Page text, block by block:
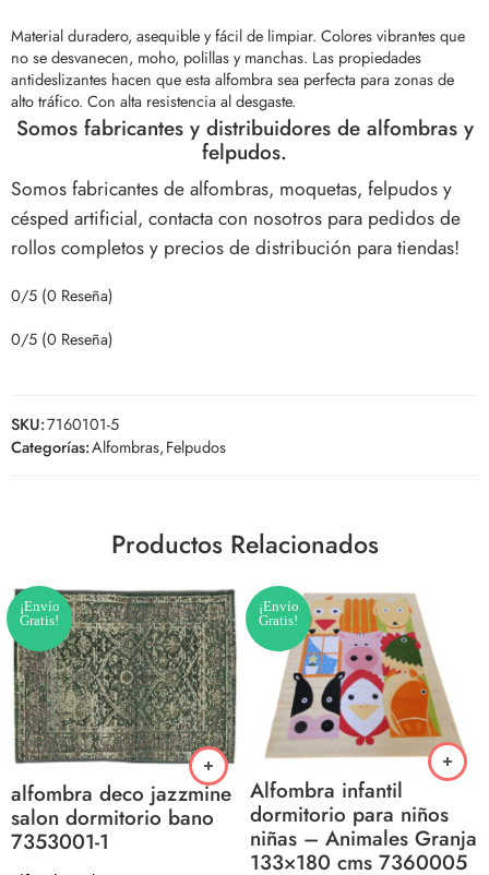
Material duradero, asequible y fácil de limpiar. Colores vibrantes que
no se desvanecen, moho, polillas y manchas. Las propiedades
antideslizantes hacen que esta alfombra sea perfecta para zonas de
alto tráfico. Con alta resistencia al desgaste.
Somos fabricantes y distribuidores de alfombras y
felpudos.
Somos fabricantes de alfombras, moquetas, felpudos y
césped artificial, contacta con nosotros para pedidos de
rollos completos y precios de distribución para tiendas!
0/5 (0 Reseña)
0/5 (0 Reseña)
SKU:7160101-5
Categorías:Alfombras,Felpudos
Productos Relacionados
¡Envío
Gratis!
alfombra deco jazzmine
salon dormitorio bano
7353001-1
¡Envío
Gratis!
Alfombra infantil
dormitorio para niños
niñas – Animales Granja
133×180 cms 7360005